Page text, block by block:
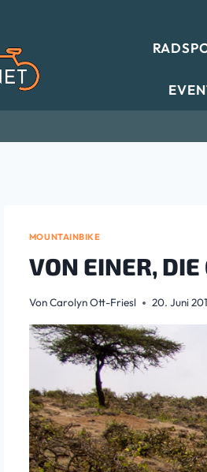
MOUNTAINBIKE
VON EINER,
VonCarolyn Ott-Friesl 20. Juni